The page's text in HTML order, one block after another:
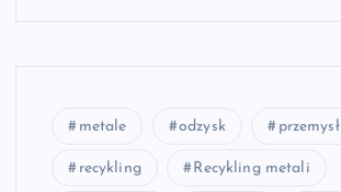
metale odzysk przemysł
recykling Recykling metali